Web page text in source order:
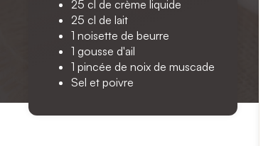
25 cl de crème liquide
25 cl de lait
1 noisette de beurre
1 gousse d'ail
1 pincée de noix de muscade
Sel et poivre